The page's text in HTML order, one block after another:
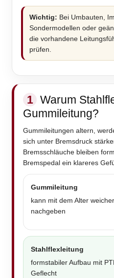
Wichtig: Bei Umbauten,
Sondermodellen oder
die vorhandene
prüfen.
1 Warum
Gummileitung?
Gummileitungen altern,
sich unter Bremsdruck
Bremsschläuche bleiben
Bremspedal ein klareres
Gummileitung
kann mit dem Alter
nachgeben
Stahlflexleitung
formstabiler Aufbau mit
Geflecht